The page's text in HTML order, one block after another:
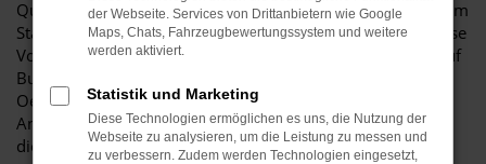
Qualität und eine exzellente Verarbeitung achtet. Wer viel im
Stadtverkehr von Bad Oeynhausen unterwegs ist, wird diese
Vorteile ebenso hier bemerken wie auf Überlandfahrten auf
Bundesstraßen oder Autobahn. Wenn Sie aus Bad
Oeynhausen kommen, finden Sie in uns den perfekten
Ansprechpartner für alle Formen von VW Fahrzeugen und
die gesamte Bandbreite an Modellen.
der Webseite. Services von Drittanbietern wie Google
Maps, Chats, Fahrzeugbewertungssystem und weitere
werden aktiviert.
Statistik und Marketing
Diese Technologien ermöglichen es uns, die Nutzung der
Webseite zu analysieren, um die Leistung zu messen und
zu verbessern. Zudem werden Technologien eingesetzt,